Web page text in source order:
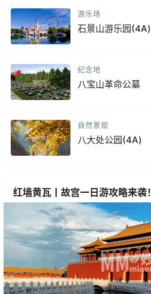
游乐场
石景山游乐园(4A)
纪念地
八宝山革命公墓
自然景观
八大处公园(4A)
红墙黄瓦丨故宫一日游攻略来袭！